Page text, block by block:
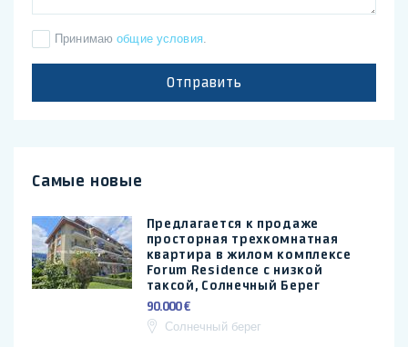
Принимаюобщие условия.
Отправить
Самые новые
Предлагается к продаже
просторная трехкомнатная
квартира в жилом комплексе
Forum Residence с низкой
таксой, Солнечный Берег
90.000 €
Солнечный берег